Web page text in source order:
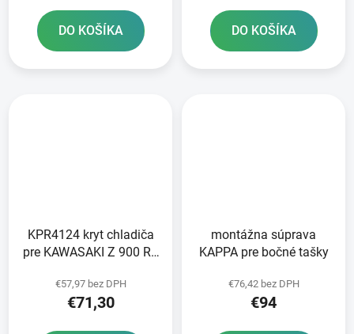
DO KOŠÍKA DO KOŠÍKA
KPR4124 kryt chladiča
pre KAWASAKI Z 900 RS
€57,97 bez DPH
€71,30
montážna súprava
KAPPA pre bočné tašky
€76,42 bez DPH
€94